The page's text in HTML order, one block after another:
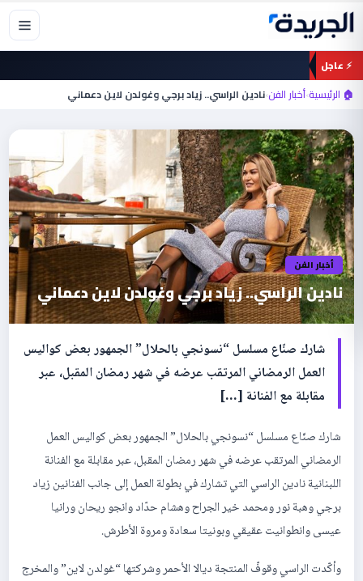
تخطي
المحتوى
⚡ عاجل
🏠 الرئيسية›أخبار الفن›نادين الراسي.. زياد برجي وغولدن لاين دعماني
أخبار الفن
نادين الراسي.. زياد برجي وغولدن لاين دعماني
شارك صنّاع مسلسل “نسونجي بالحلال” الجمهور بعض كواليس
العمل الرمضاني المرتقب عرضه في شهر رمضان المقبل، عبر
مقابلة مع الفنانة […]
شارك صنّاع مسلسل “نسونجي بالحلال” الجمهور بعض كواليس العمل
الرمضاني المرتقب عرضه في شهر رمضان المقبل، عبر مقابلة مع الفنانة
اللبنانية نادين الراسي التي تشارك في بطولة العمل إلى جانب الفنانين زياد
برجي وهبة نور ومحمد خير الجراح وهشام حدّاد وانجو ريحان ورانيا
عيسى وانطوانيت عقيقي وبونيتا سعادة ومروة الأطرش.
وأكّدت الراسي وقوفّ المنتجة ديالا الأحمر وشركتها “غولدن لاين” والمخرج